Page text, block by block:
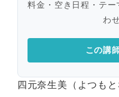
料金・空き日程・テ
わ
この講
四元奈生美（よつもと